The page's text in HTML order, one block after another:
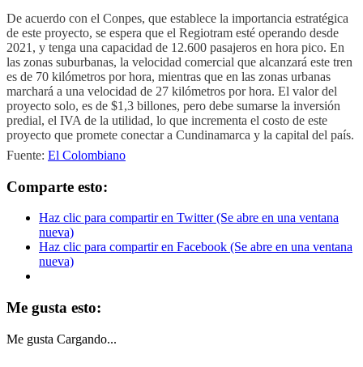
De acuerdo con el Conpes, que establece la importancia estratégica
de este proyecto, se espera que el Regiotram esté operando desde
2021, y tenga una capacidad de 12.600 pasajeros en hora pico. En
las zonas suburbanas, la velocidad comercial que alcanzará este tren
es de 70 kilómetros por hora, mientras que en las zonas urbanas
marchará a una velocidad de 27 kilómetros por hora. El valor del
proyecto solo, es de $1,3 billones, pero debe sumarse la inversión
predial, el IVA de la utilidad, lo que incrementa el costo de este
proyecto que promete conectar a Cundinamarca y la capital del país.
Fuente: El Colombiano​
Comparte esto:
Haz clic para compartir en Twitter (Se abre en una ventana
nueva)
Haz clic para compartir en Facebook (Se abre en una ventana
nueva)
Me gusta esto:
Me gusta Cargando...